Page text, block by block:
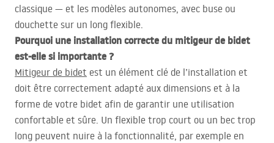
classique — et les modèles autonomes, avec buse ou
douchette sur un long flexible.
Pourquoi une installation correcte du mitigeur de bidet
est-elle si importante ?
Mitigeur de bidet est un élément clé de l’installation et
doit être correctement adapté aux dimensions et à la
forme de votre bidet afin de garantir une utilisation
confortable et sûre. Un flexible trop court ou un bec trop
long peuvent nuire à la fonctionnalité, par exemple en